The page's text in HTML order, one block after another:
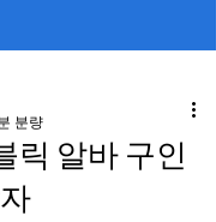
릭 알바 구인
분량